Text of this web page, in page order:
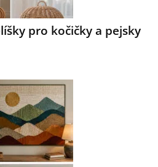
pro kočičky a pejsky